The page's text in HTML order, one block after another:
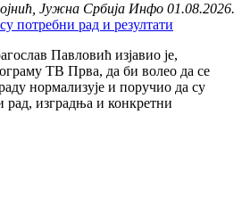
Јужна Србија Инфо 01.08.2026.
Павловић изјавио је,
ТВ Прва, да би волео да се
нормализује и поручио да су
рад, изградња и конкретни